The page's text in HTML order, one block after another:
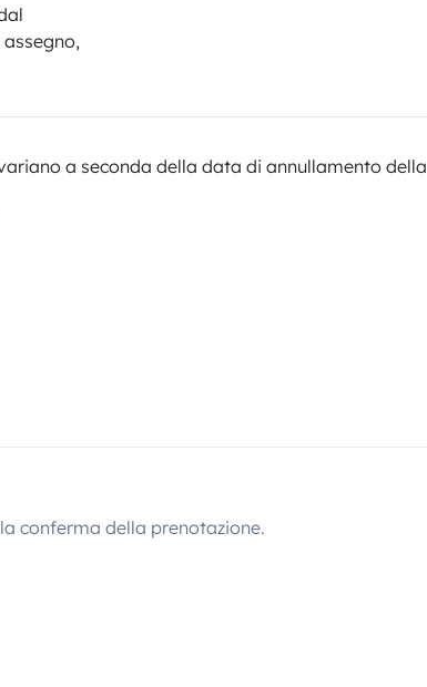
a seconda della data di annullamento della
conferma della prenotazione.